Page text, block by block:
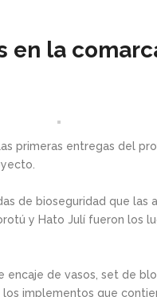
en la
primeras entregas del
de bioseguridad que las
y Hato Julí fueron los
de vasos, set de
implementos que